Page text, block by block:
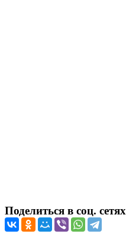
Поделиться в соц. сетях